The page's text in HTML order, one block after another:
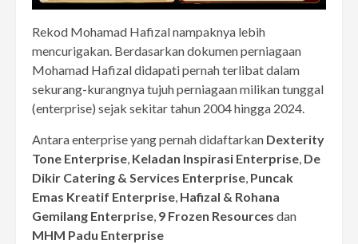
Rekod Mohamad Hafizal nampaknya lebih
mencurigakan. Berdasarkan dokumen perniagaan
Mohamad Hafizal didapati pernah terlibat dalam
sekurang-kurangnya tujuh perniagaan milikan tunggal
(enterprise) sejak sekitar tahun 2004 hingga 2024.
Antara enterprise yang pernah didaftarkan Dexterity
Tone Enterprise, Keladan Inspirasi Enterprise, De
Dikir Catering & Services Enterprise, Puncak
Emas Kreatif Enterprise, Hafizal & Rohana
Gemilang Enterprise, 9 Frozen Resources dan
MHM Padu Enterprise